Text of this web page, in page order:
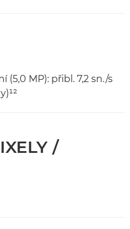
(5,0 MP): přibl. 7,2 sn./s
/